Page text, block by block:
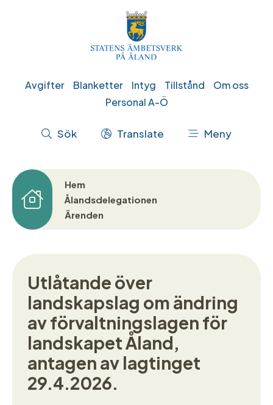
Genvägar
Avgifter Blanketter Intyg Tillstånd
Om oss
Personal A-Ö
Åtgärdsmeny
Sök Translate Meny
Länkstig
Hem
Ålandsdelegationen
Ärenden
Utlåtande över
landskapslag om ändring
av förvaltningslagen för
landskapet Åland,
antagen av lagtinget
29.4.2026.